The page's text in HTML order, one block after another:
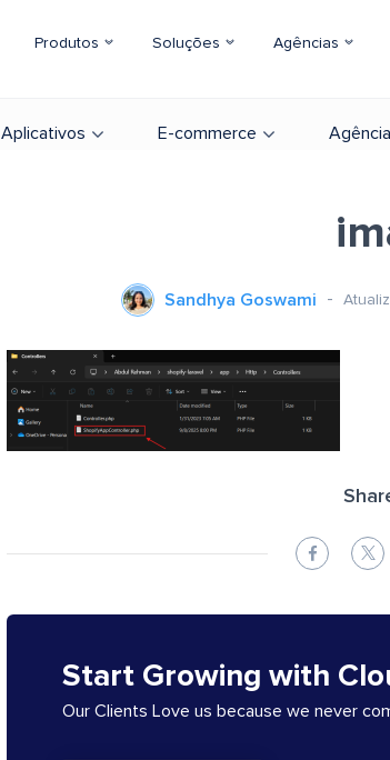
Produtos Soluções Agências
Aplicativos E-commerce
Sandhya Goswami
Start Growing with
Our Clients Love us because we never